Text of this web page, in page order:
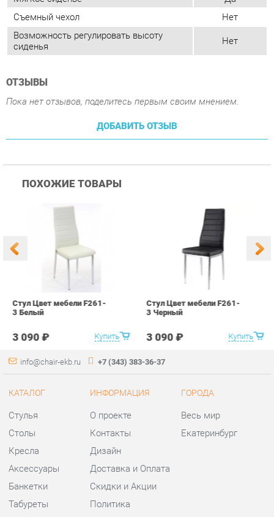
Пока нет отзывов, поделитесь первым своим мнением.
ДОБАВИТЬ ОТЗЫВ
ПОХОЖИЕ ТОВАРЫ
3 090 ₽ Купить
Стул Цвет мебели F261-
info@chair-ekb.ru
КАТАЛОГ
Столы
Аксессуары
Банкетки
Пуфы
Мини-Диваны
Комплектующие
ИНФОРМАЦИЯ
Контакты
Доставка и Оплата
Скидки и Акции
Гарантия
Помощь
ГОРОДА
Екатеринбург
КОНТАКТЫ
Шоурум и склад самовывоза